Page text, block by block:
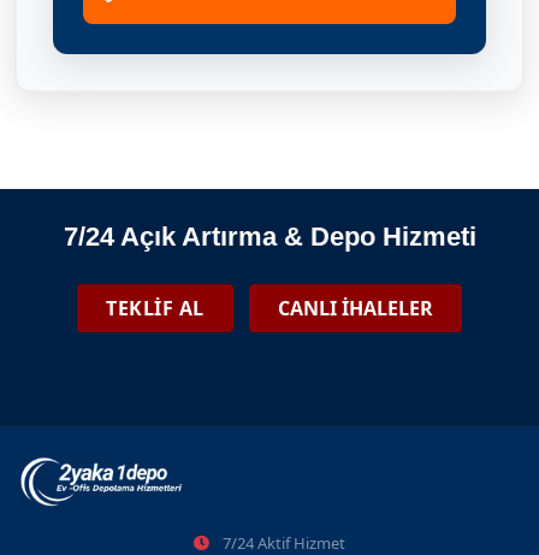
İstanbul'da Sahibinden Kiralık Depo
Eyüpsultan Eşya Depolama Ve Tasfiye İhaleleri
2026-06-08
7/24 Açık Artırma & Depo Hizmeti
TEKLİF AL CANLI İHALELER
7/24 Aktif Hizmet